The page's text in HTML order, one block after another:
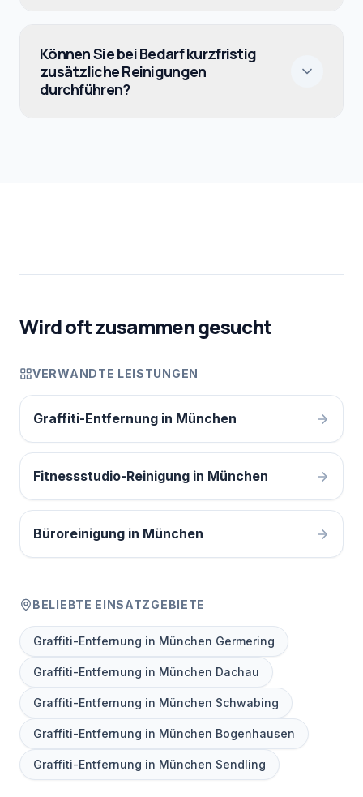
Können Sie bei Bedarf kurzfristig
zusätzliche Reinigungen
durchführen?
Wird oft zusammen gesucht
VERWANDTE LEISTUNGEN
Graffiti-Entfernung in München
Fitnessstudio-Reinigung in München
Büroreinigung in München
BELIEBTE EINSATZGEBIETE
Graffiti-Entfernung in München Germering
Graffiti-Entfernung in München Dachau
Graffiti-Entfernung in München Schwabing
Graffiti-Entfernung in München Bogenhausen
Graffiti-Entfernung in München Sendling